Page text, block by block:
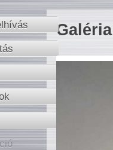
Galéria